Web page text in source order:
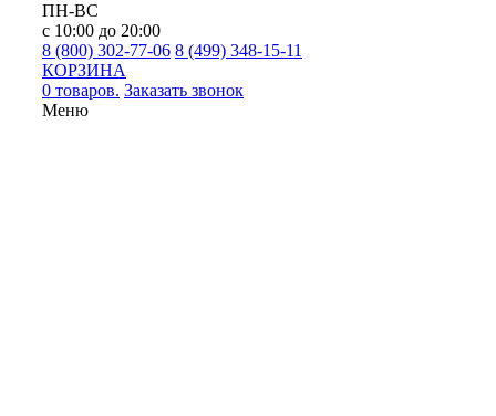
ПН-ВС
с 10:00 до 20:00
8 (800) 302-77-06 8 (499) 348-15-11
КОРЗИНА
0 товаров. Заказать звонок
Меню